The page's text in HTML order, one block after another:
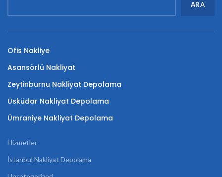
ARA
Ofis Nakliye
Asansörlü Nakliyat
Zeytinburnu Nakliyat Depolama
Üsküdar Nakliyat Depolama
Ümraniye Nakliyat Depolama
Hizmetler
İstanbul Nakliyat Depolama